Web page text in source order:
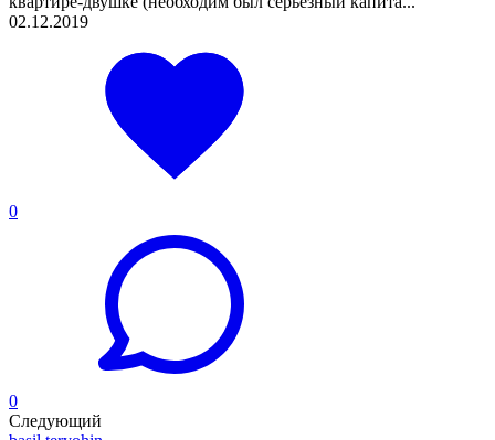
02.12.2019
0
0
Следующий